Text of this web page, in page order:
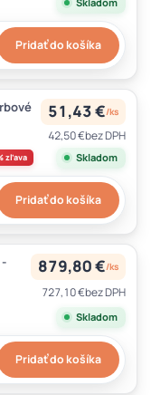
Pridať do košíka
zľava
51,43 €/ks
42,50 €bez DPH
Skladom
Pridať do košíka
879,80 €/ks
727,10 €bez DPH
Skladom
Pridať do košíka